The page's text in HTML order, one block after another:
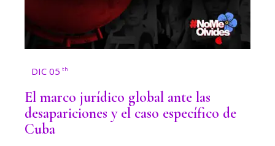
DIC 05 th
El marco jurídico global ante las
desapariciones y el caso específico de
Cuba